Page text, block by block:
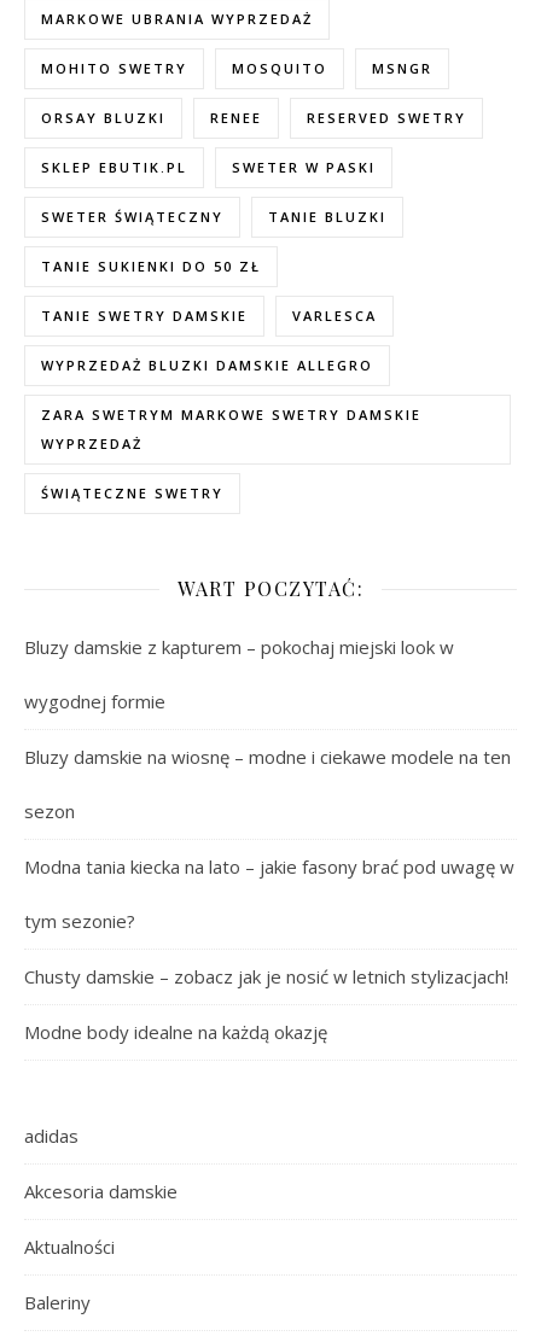
MARKOWE UBRANIA WYPRZEDAŻ
MOHITO SWETRY MOSQUITO MSNGR
ORSAY BLUZKI RENEE RESERVED SWETRY
SKLEP EBUTIK.PL SWETER W PASKI
SWETER ŚWIĄTECZNY TANIE BLUZKI
TANIE SUKIENKI DO 50 ZŁ
TANIE SWETRY DAMSKIE VARLESCA
WYPRZEDAŻ BLUZKI DAMSKIE ALLEGRO
ZARA SWETRYM MARKOWE SWETRY DAMSKIE
WYPRZEDAŻ
ŚWIĄTECZNE SWETRY
WART POCZYTAĆ:
Bluzy damskie z kapturem – pokochaj miejski look w
wygodnej formie
Bluzy damskie na wiosnę – modne i ciekawe modele na ten
sezon
Modna tania kiecka na lato – jakie fasony brać pod uwagę w
tym sezonie?
Chusty damskie – zobacz jak je nosić w letnich stylizacjach!
Modne body idealne na każdą okazję
adidas
Akcesoria damskie
Aktualności
Baleriny